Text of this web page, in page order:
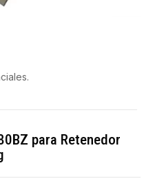
para Retenedor